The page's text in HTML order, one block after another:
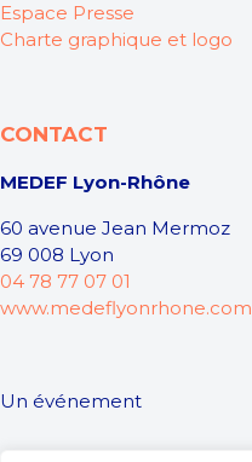
Espace Presse
Charte graphique et logo
CONTACT
MEDEF Lyon-Rhône
60 avenue Jean Mermoz
69 008 Lyon
04 78 77 07 01
www.medeflyonrhone.com
Un événement